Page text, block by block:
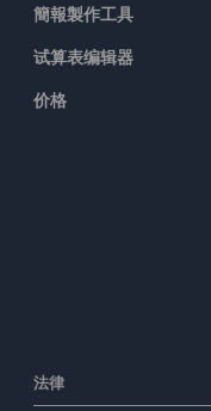
簡報製作工具
试算表编辑器
价格
法律